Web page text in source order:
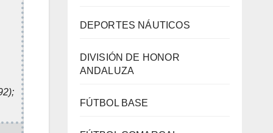
DEPORTES NÁUTICOS
DIVISIÓN DE HONOR
ANDALUZA
FÚTBOL BASE